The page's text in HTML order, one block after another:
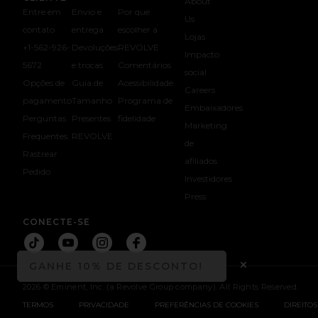
Close ntf
Entre em
contato
+1-562-926-
5672
Opções de
pagamento
Perguntas
Frequentes
Rastrear
Pedido
Envio e
entrega
Devoluções
e trocas
Guia de
Tamanho
Presentes
REVOLVE
Por que
escolher a
REVOLVE
Comentários
Acessibilidade
Programa de
fidelidade
Us
Lojas
Impacto
social
Careers
Embaixadores
Marketing
de
afiliados
Investidores
opens in a new window
Press
CONECTE-SE
2026 © Eminent, Inc. (a Revolve Group company). All Rights Reserved.
TERMOS PRIVACIDADE PREFERÊNCIAS DE COOKIES